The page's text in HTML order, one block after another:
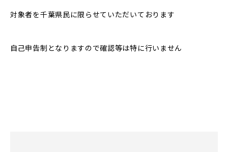
対象者を千葉県民に限らせていただいております
自己申告制となりますので確認等は特に行いません